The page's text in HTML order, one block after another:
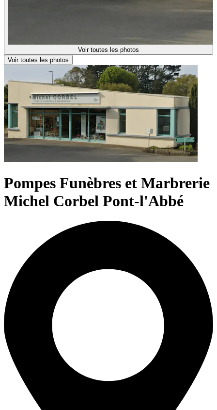
Voir toutes les photos
Voir toutes les photos
Pompes Funèbres et Marbrerie
Michel Corbel Pont-l'Abbé